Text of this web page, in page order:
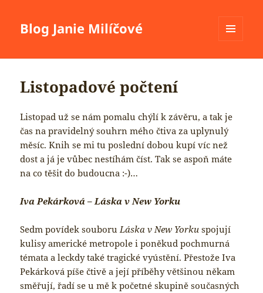
Blog Janie Milíčové
Listopadové počtení
Listopad už se nám pomalu chýlí k závěru, a tak je
čas na pravidelný souhrn mého čtiva za uplynulý
měsíc. Knih se mi tu poslední dobou kupí víc než
dost a já je vůbec nestíhám číst. Tak se aspoň máte
na co těšit do budoucna :-)…
Iva Pekárková – Láska v New Yorku
Sedm povídek souboruLáska v New Yorku spojují
kulisy americké metropole i poněkud pochmurná
témata a leckdy také tragické vyústění. Přestože Iva
Pekárková píše čtivě a její příběhy většinou někam
směřují, řadí se u mě k početné skupině současných